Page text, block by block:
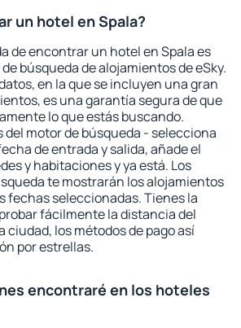
un hotel en Spala?
de encontrar un hotel en Spala es
búsqueda de alojamientos de eSky.
en la que se incluyen una gran
es una garantía segura de que
lo que estás buscando.
del motor de búsqueda - selecciona
de entrada y salida, añade el
y habitaciones y ya está. Los
te mostrarán los alojamientos
fechas seleccionadas. Tienes la
fácilmente la distancia del
ciudad, los métodos de pago así
por estrellas.
encontraré en los hoteles